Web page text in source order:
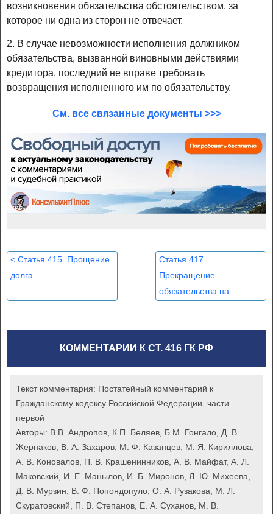
возникновения обязательства обстоятельством, за
которое ни одна из сторон не отвечает.
2. В случае невозможности исполнения должником
обязательства, вызванной виновными действиями
кредитора, последний не вправе требовать
возвращения исполненного им по обязательству.
См. все связанные документы >>>
< Статья 415. Прощение
долга
Статья 417.
Прекращение
обязательства на
самоуправления
КОММЕНТАРИИ К СТ. 416 ГК РФ
Текст комментария: Постатейный комментарий к
Гражданскому кодексу Российской Федерации, части
первой
Авторы: В.В. Андропов, К.П. Беляев, Б.М. Гонгало, Д. В.
Жернаков, В. А. Захаров, М. Ф. Казанцев, М. Я. Кириллова,
А. В. Коновалов, П. В. Крашенинников, А. В. Майфат, А. Л.
Маковский, И. Е. Манылов, И. Б. Миронов, Л. Ю. Михеева,
Д. В. Мурзин, В. Ф. Попондопуло, О. А. Рузакова, М. Л.
Скуратовский, П. В. Степанов, Е. А. Суханов, М. В.